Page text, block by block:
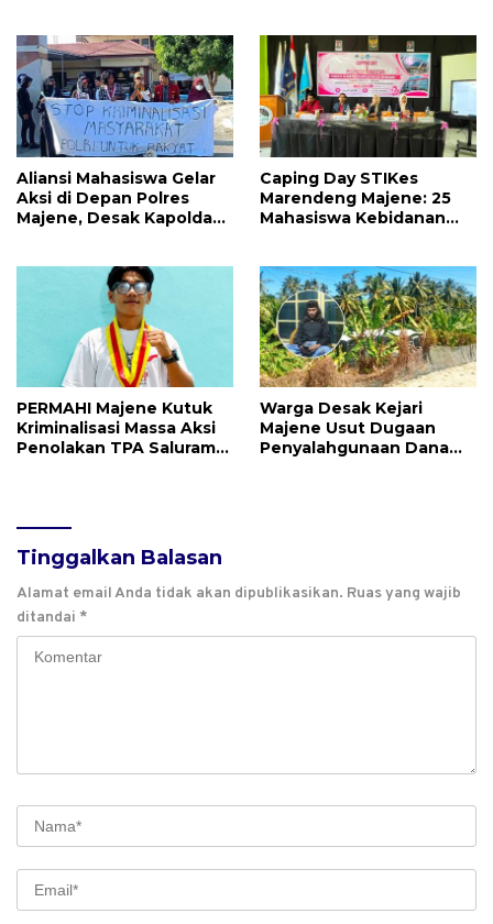
Independensi
Pengawasan
Aliansi Mahasiswa Gelar
Aksi di Depan Polres
Majene, Desak Kapolda
Caping Day STIKes
Marendeng Majene: 25
Mahasiswa Kebidanan
PERMAHI Majene Kutuk
Kriminalisasi Massa Aksi
Penolakan TPA Saluramo,
Warga Desak Kejari
Majene Usut Dugaan
Penyalahgunaan Dana
Tinggalkan Balasan
Alamat email Anda tidak akan dipublikasikan. Ruas yang wajib
ditandai *